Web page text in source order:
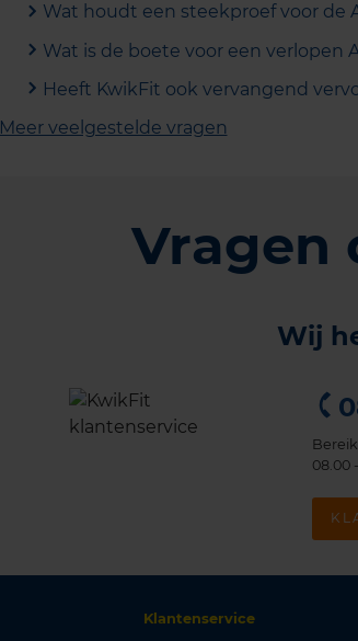
Wat houdt een steekproef voor de
Wat is de boete voor een verlopen
Heeft KwikFit ook vervangend
Meer veelgestelde vragen
Vragen
Wij
08.00
Klantenservice